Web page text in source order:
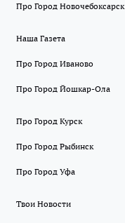
Про Город Новочебоксарск
Наша Газета
Про Город Иваново
Про Город Йошкар-Ола
Про Город Курск
Про Город Рыбинск
Про Город Уфа
Твои Новости